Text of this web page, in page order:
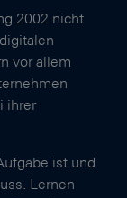
2002 nicht
vor allem
ihrer
ist und
Lernen